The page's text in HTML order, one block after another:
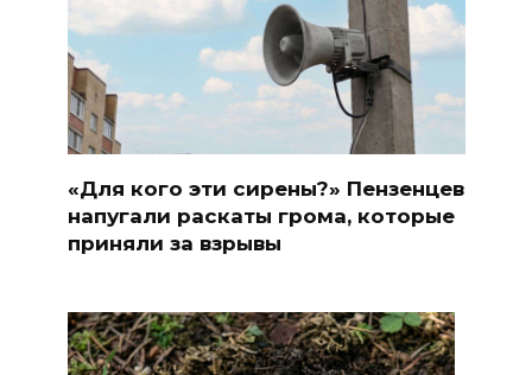
«Для кого эти сирены?» Пензенцев
напугали раскаты грома, которые
приняли за взрывы